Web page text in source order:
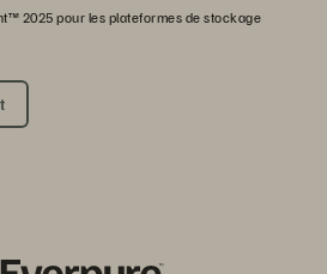
2025 pour les plateformes de stockage